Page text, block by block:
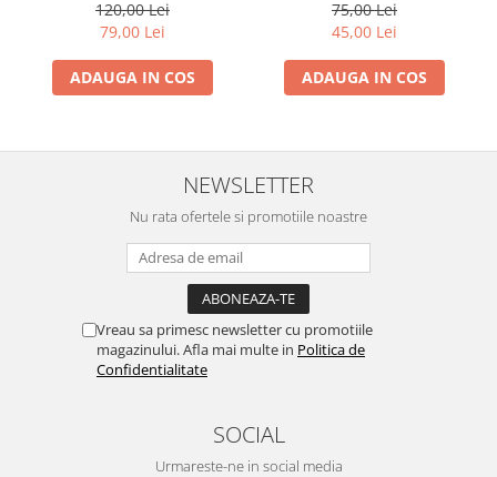
Senzor Mișcare 40h
Autonomie
120,00 Lei
79,00 Lei
ADAUGA IN COS
Verificat
75,00 Lei
45,00 Lei
ADAUGA IN COS
NEWSLETTER
Nu rata ofertele si promotiile noastre
Vreau sa primesc newsletter cu promotiile
magazinului. Afla mai multe in Politica de
Confidentialitate
SOCIAL
Urmareste-ne in social media